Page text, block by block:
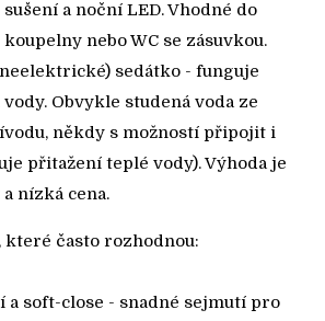
a noční LED. Vhodné do
nebo WC se zásuvkou.
sedátko - funguje
Obvykle studená voda ze
někdy s možností připojit i
přitažení teplé vody). Výhoda je
nízká cena.
často rozhodnou:
a soft-close - snadné sejmutí pro